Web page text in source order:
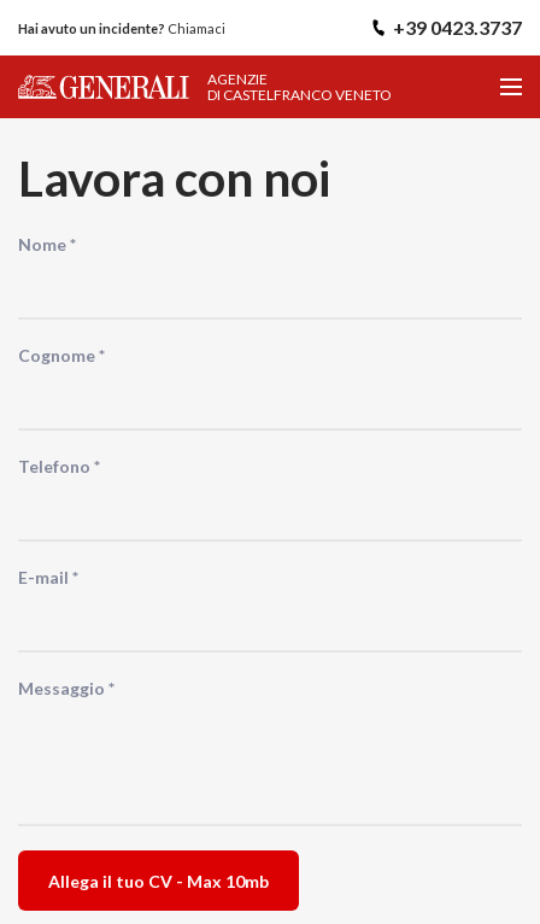
Hai avuto un incidente? Chiamaci +39 0423.3737
AGENZIE
DI CASTELFRANCO VENETO
Lavora con noi
Ci sono degli errori.
Nome *
Cognome *
Telefono *
E-mail *
Messaggio *
Allega il tuo CV - Max 10mb